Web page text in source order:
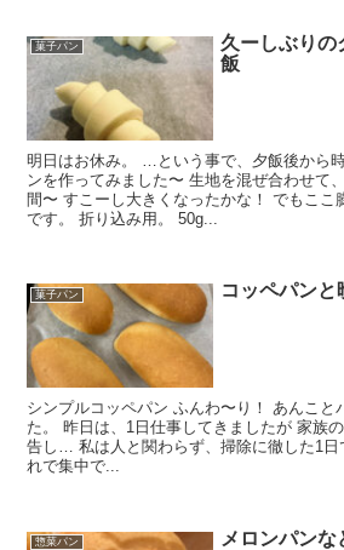
菓子パン
久ーしぶりの
飯
明日はお休み。 …という事で、夕飯後から
ンを作ってみました〜 生地を混ぜ合わせて
間〜 すこーし大きくなったかな！ でもここ
です。 折り込み用。 50g...
菓子パン コッペパンと
シンプルコッペパン ふんわ〜り！ あんこと
た。 昨日は、1日仕事してきましたが 家族
告し… 私は人と関わらず、掃除に徹した1日
れで集中で...
惣菜パン メロンパンな